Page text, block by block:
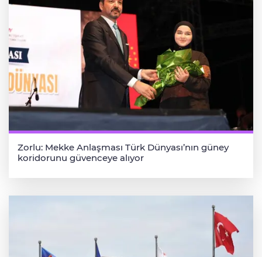
Zorlu: Mekke Anlaşması Türk Dünyası’nın güney
koridorunu güvenceye alıyor